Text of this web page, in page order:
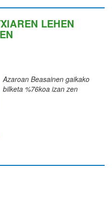
LEHEN
Azaroan Beasainen gaikako
bilketa %76koa izan zen